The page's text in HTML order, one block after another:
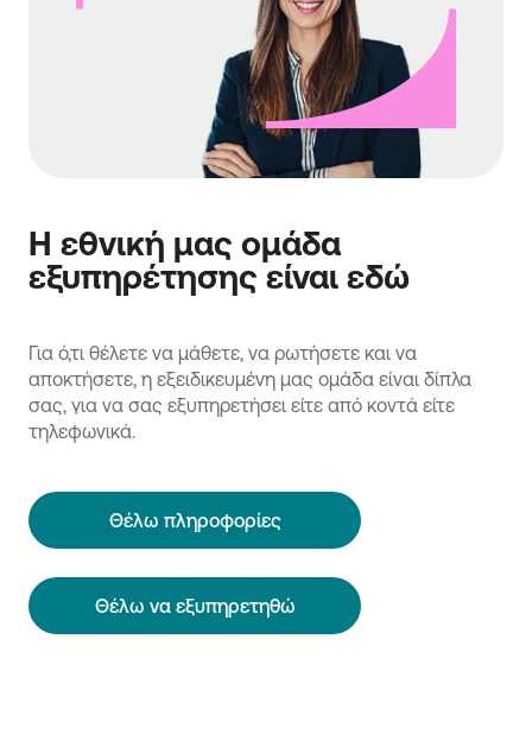
Η εθνική μας ομάδα
εξυπηρέτησης είναι εδώ
Για ό,τι θέλετε να μάθετε, να ρωτήσετε και να
αποκτήσετε, η εξειδικευμένη μας ομάδα είναι δίπλα
σας, για να σας εξυπηρετήσει είτε από κοντά είτε
τηλεφωνικά.
Θέλω πληροφορίες
Θέλω να εξυπηρετηθώ